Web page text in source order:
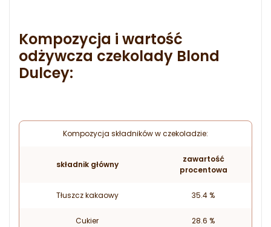
Kompozycja i wartość
odżywcza czekolady Blond
Dulcey:
Kompozycja składników w czekoladzie:
składnik główny
zawartość
procentowa
Tłuszcz kakaowy 35.4 %
Cukier 28.6 %